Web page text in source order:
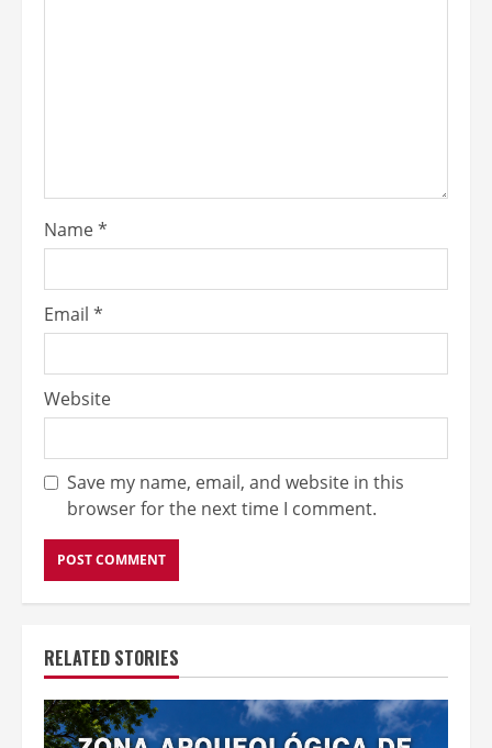
Name*
Email *
Website
Save my name, email, and website in this
browser for the next time I comment.
RELATED STORIES